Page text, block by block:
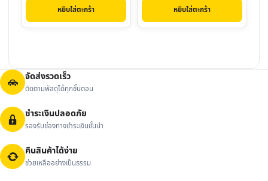
หยิบใส่ตะกร้า หยิบใส่ตะกร้า
จัดส่งรวดเร็ว
ติดตามพัสดุได้ทุกขั้นตอน
ชำระเงินปลอดภัย
รองรับช่องทางชำระเงินชั้นนำ
คืนสินค้าได้ง่าย
ช่วยเหลืออย่างเป็นธรรม